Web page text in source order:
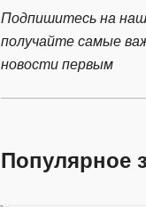
Подпишитесь на
получайте самые
новости первым
Популярное